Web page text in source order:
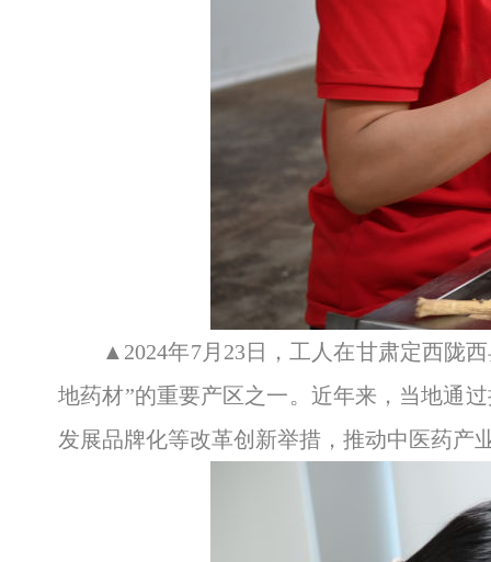
▲2024年7月23日，工人在甘肃定西陇
地药材”的重要产区之一。近年来，当地通
发展品牌化等改革创新举措，推动中医药产